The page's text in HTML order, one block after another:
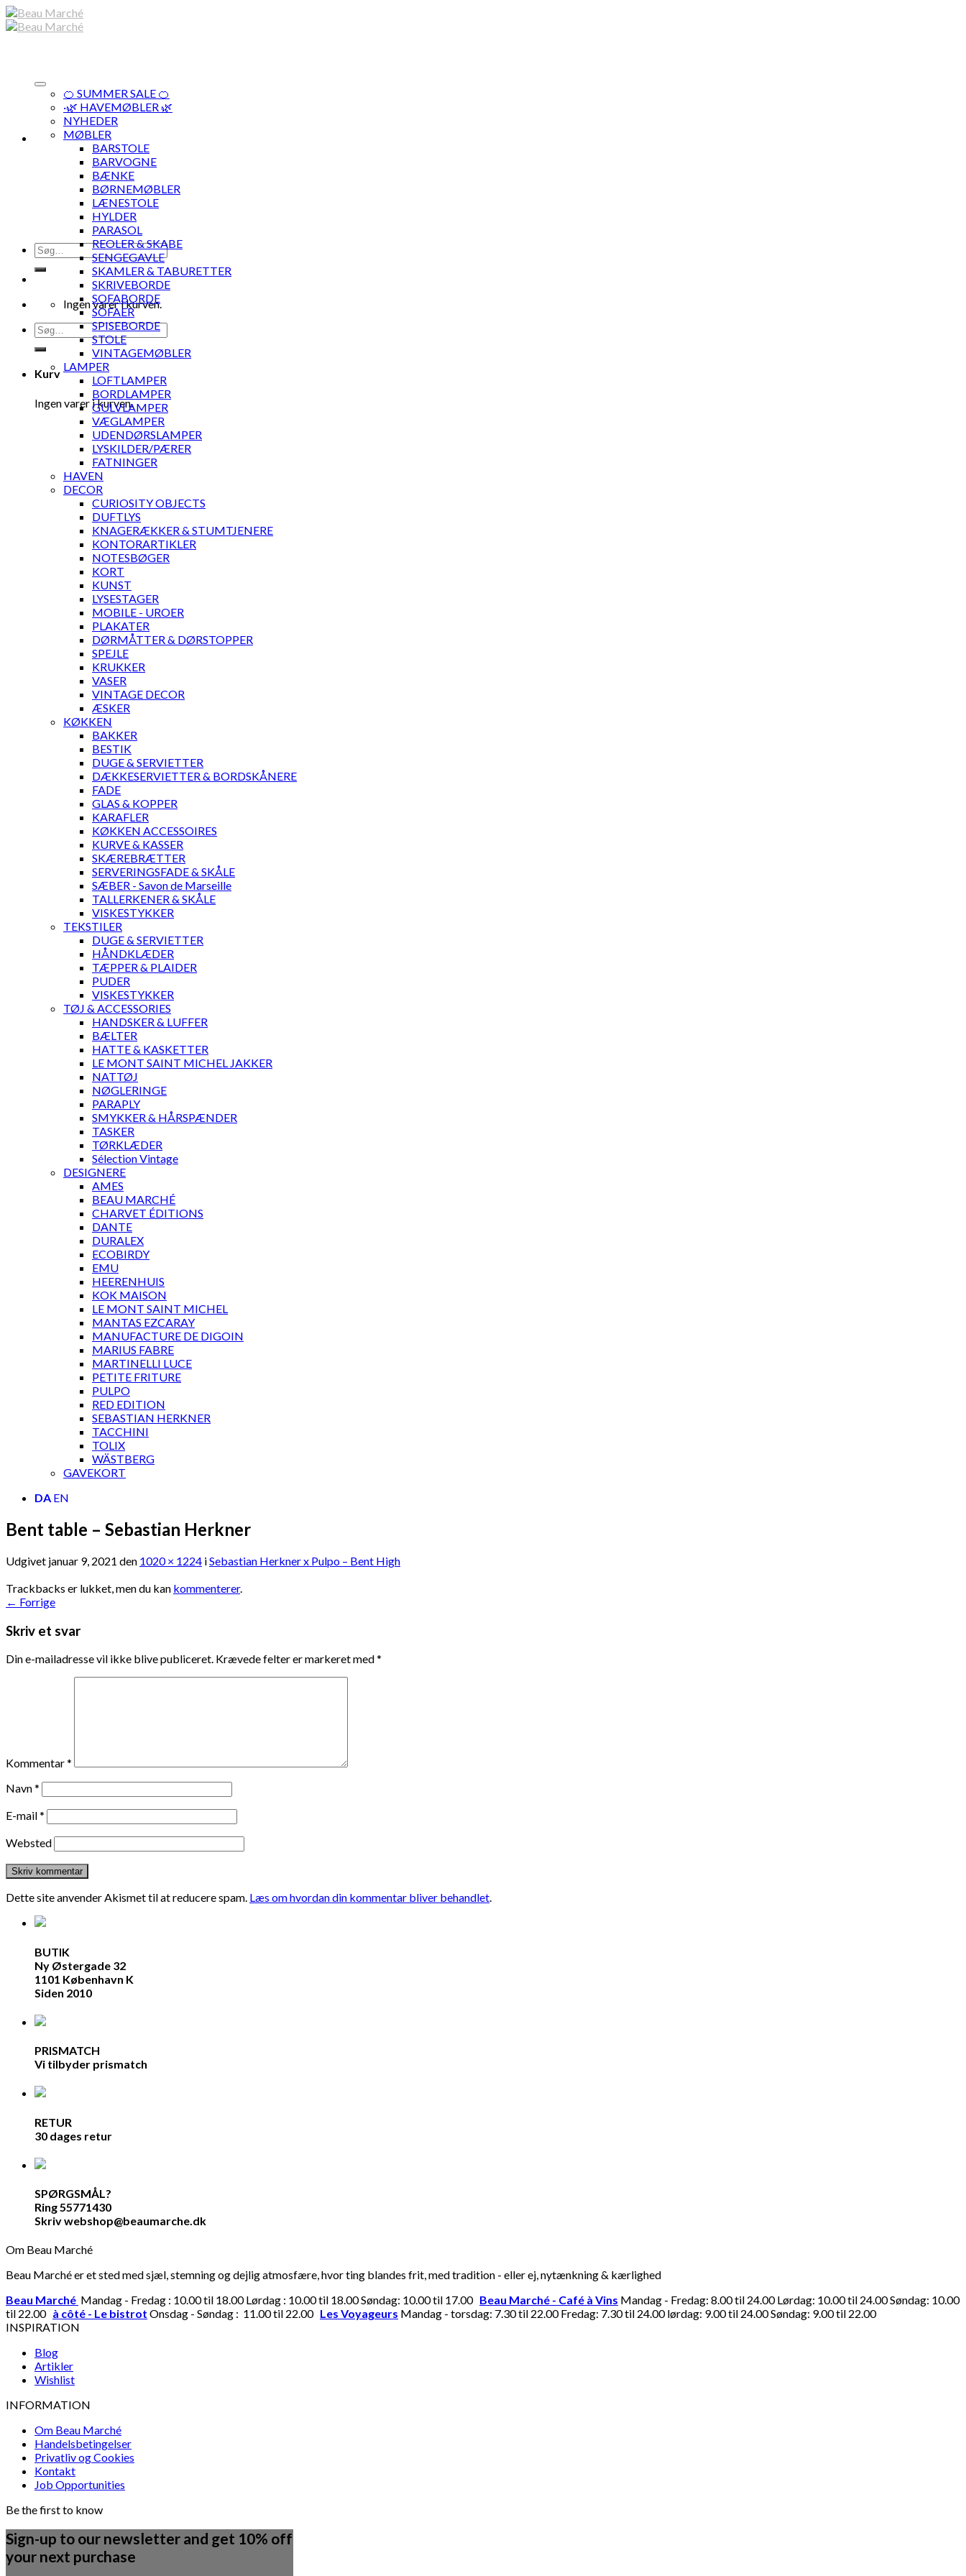
Skip
to
Søg
efter:
Ingen varer i kurven.
Søg
efter:
Kurv
Ingen varer i kurven.
🍊 SUMMER SALE 🍊
·🌿 HAVEMØBLER 🌿
NYHEDER
MØBLER
BARSTOLE
BARVOGNE
BÆNKE
BØRNEMØBLER
LÆNESTOLE
HYLDER
PARASOL
REOLER & SKABE
SENGEGAVLE
SKAMLER & TABURETTER
SKRIVEBORDE
SOFABORDE
SOFAER
SPISEBORDE
STOLE
VINTAGEMØBLER
LAMPER
LOFTLAMPER
BORDLAMPER
GULVLAMPER
VÆGLAMPER
UDENDØRSLAMPER
LYSKILDER/PÆRER
FATNINGER
HAVEN
DECOR
CURIOSITY OBJECTS
DUFTLYS
KNAGERÆKKER & STUMTJENERE
KONTORARTIKLER
NOTESBØGER
KORT
KUNST
LYSESTAGER
MOBILE - UROER
PLAKATER
DØRMÅTTER & DØRSTOPPER
SPEJLE
KRUKKER
VASER
VINTAGE DECOR
ÆSKER
KØKKEN
BAKKER
BESTIK
DUGE & SERVIETTER
DÆKKESERVIETTER & BORDSKÅNERE
FADE
GLAS & KOPPER
KARAFLER
KØKKEN ACCESSOIRES
KURVE & KASSER
SKÆREBRÆTTER
SERVERINGSFADE & SKÅLE
SÆBER - Savon de Marseille
TALLERKENER & SKÅLE
VISKESTYKKER
TEKSTILER
DUGE & SERVIETTER
HÅNDKLÆDER
TÆPPER & PLAIDER
PUDER
VISKESTYKKER
TØJ & ACCESSORIES
HANDSKER & LUFFER
BÆLTER
HATTE & KASKETTER
LE MONT SAINT MICHEL JAKKER
NATTØJ
NØGLERINGE
PARAPLY
SMYKKER & HÅRSPÆNDER
TASKER
TØRKLÆDER
Sélection Vintage
DESIGNERE
AMES
BEAU MARCHÉ
CHARVET ÉDITIONS
DANTE
DURALEX
ECOBIRDY
EMU
HEERENHUIS
KOK MAISON
LE MONT SAINT MICHEL
MANTAS EZCARAY
MANUFACTURE DE DIGOIN
MARIUS FABRE
MARTINELLI LUCE
PETITE FRITURE
PULPO
RED EDITION
SEBASTIAN HERKNER
TACCHINI
TOLIX
WÄSTBERG
GAVEKORT
DA EN
Bent table – Sebastian Herkner
Udgivet januar 9, 2021 den 1020 × 1224 iSebastian Herkner x Pulpo – Bent High
Trackbacks er lukket, men du kan kommenterer.
← Forrige
Skriv et svar
Din e-mailadresse vil ikke blive publiceret. Krævede felter er markeret med*
Kommentar*
Navn*
E-mail*
Websted
Dette site anvender Akismet til at reducere spam. Læs om hvordan din kommentar bliver behandlet.
BUTIK
Ny Østergade 32
1101 København K
Siden 2010
PRISMATCH
Vi tilbyder prismatch
RETUR
30 dages retur
SPØRGSMÅL?
Ring 55771430
Skriv webshop@beaumarche.dk
Om Beau Marché
Beau Marché er et sted med sjæl, stemning og dejlig atmosfære, hvor ting blandes frit, med tradition - eller ej, nytænkning & kærlighed
Beau Marché Mandag - Fredag : 10.00 til 18.00 Lørdag : 10.00 til 18.00 Søndag: 10.00 til 17.00 Beau Marché - Café à Vins Mandag - Fredag: 8.00 til 24.00 Lørdag: 10.00 til 24.00 Søndag: 10.00
til 22.00 à côté - Le bistrot Onsdag - Søndag : 11.00 til 22.00 Les Voyageurs Mandag - torsdag: 7.30 til 22.00 Fredag: 7.30 til 24.00 lørdag: 9.00 til 24.00 Søndag: 9.00 til 22.00
INSPIRATION
Blog
Artikler
Wishlist
INFORMATION
Om Beau Marché
Handelsbetingelser
Privatliv og Cookies
Kontakt
Job Opportunities
Be the first to know
Sign-up to our newsletter and get 10% off
your next purchase